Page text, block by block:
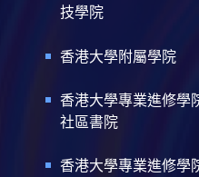
技學院
香港大學附屬學院
香港大學專業進修學
社區書院
香港大學專業進修學